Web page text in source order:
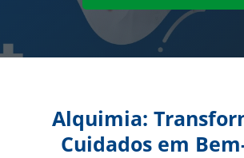
Alquimia:
Cuidados em